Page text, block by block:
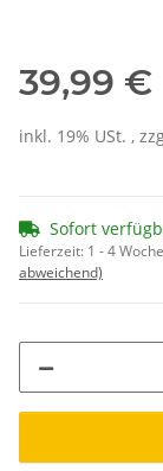
39,99 €
inkl. 19% USt. ,
Sofort
Lieferzeit: 1 - 4
abweichend)